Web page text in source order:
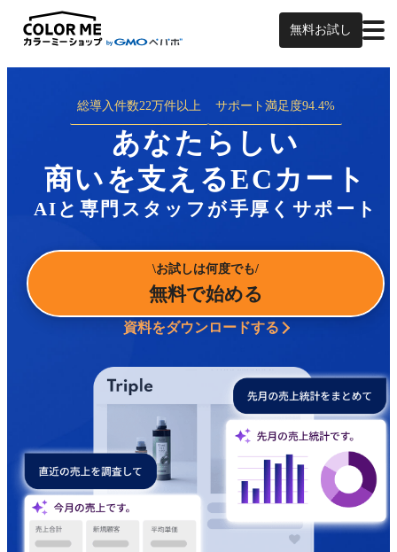
無料お試し
総導入件数22万件以上 サポート満足度94.4%
あなたらしい
商いを支えるECカート
AIと専門スタッフが手厚くサポート
お試しは何度でも
無料で始める
資料をダウンロードする